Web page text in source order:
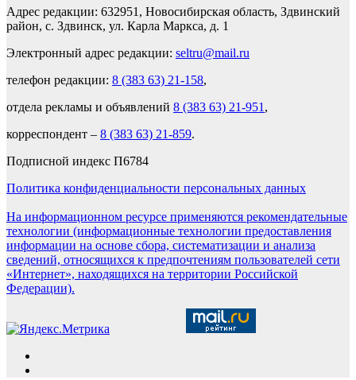
Адрес редакции: 632951, Новосибирская область, Здвинский
район, с. Здвинск, ул. Карла Маркса, д. 1
Электронный адрес редакции: seltru@mail.ru
телефон редакции: 8 (383 63) 21-158,
отдела рекламы и объявлений 8 (383 63) 21-951 ,
корреспондент – 8 (383 63) 21-859.
Подписной индекс П6784
Политика конфиденциальности персональных данных
На информационном ресурсе применяются рекомендательные
технологии (информационные технологии предоставления
информации на основе сбора, систематизации и анализа
сведений, относящихся к предпочтениям пользователей сети
«Интернет», находящихся на территории Российской
Федерации).